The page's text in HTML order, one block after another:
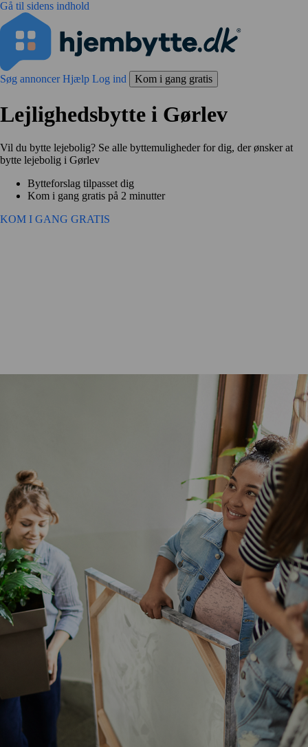
Gå til sidens indhold
Søg annoncerHjælp Log ind Kom i gang gratis
Lejlighedsbytte i Gørlev
Vil du bytte lejebolig? Se alle byttemuligheder for dig, der ønsker at
bytte lejebolig i Gørlev
Bytteforslag tilpasset dig
Kom i gang gratis på 2 minutter
KOM I GANG GRATIS